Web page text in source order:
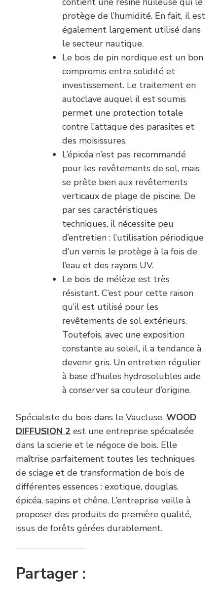
protège de l’humidité. En fait, il est
également largement utilisé dans
le secteur nautique.
Le bois de pin nordique est un bon
compromis entre solidité et
investissement. Le traitement en
autoclave auquel il est soumis
permet une protection totale
contre l’attaque des parasites et
des moisissures.
L’épicéa n’est pas recommandé
pour les revêtements de sol, mais
se prête bien aux revêtements
verticaux de plage de piscine. De
par ses caractéristiques
techniques, il nécessite peu
d’entretien : l’utilisation périodique
d’un vernis le protège à la fois de
l’eau et des rayons UV.
Le bois de mélèze est très
résistant. C’est pour cette raison
qu’il est utilisé pour les
revêtements de sol extérieurs.
Toutefois, avec une exposition
constante au soleil, il a tendance à
devenir gris. Un entretien régulier
à base d’huiles hydrosolubles aide
à conserver sa couleur d’origine.
Spécialiste du bois dans le Vaucluse, WOOD
DIFFUSION 2 est une entreprise spécialisée
dans la scierie et le négoce de bois. Elle
maîtrise parfaitement toutes les techniques
de sciage et de transformation de bois de
différentes essences : exotique, douglas,
épicéa, sapins et chêne. L’entreprise veille à
proposer des produits de première qualité,
issus de forêts gérées durablement.
Partager :